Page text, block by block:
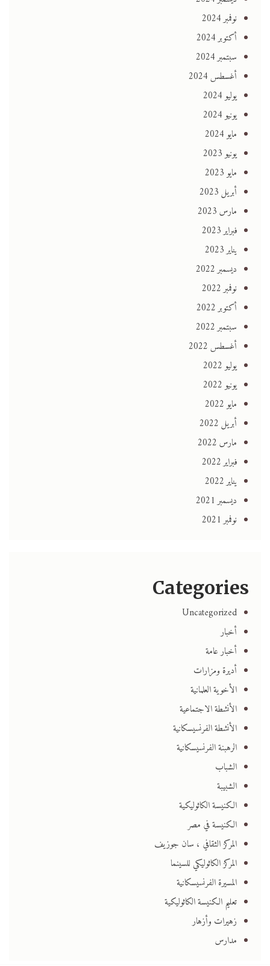
نوفمبر 2024
أكتوبر 2024
سبتمبر 2024
أغسطس 2024
يوليو 2024
يونيو 2024
مايو 2024
يونيو 2023
مايو 2023
أبريل 2023
مارس 2023
فبراير 2023
يناير 2023
ديسمبر 2022
نوفمبر 2022
أكتوبر 2022
سبتمبر 2022
أغسطس 2022
يوليو 2022
يونيو 2022
مايو 2022
أبريل 2022
مارس 2022
فبراير 2022
يناير 2022
ديسمبر 2021
نوفمبر 2021
Categories
Uncategorized
أخبار
أخبار عامة
أديرة ومزارات
الأخوية العلمانية
الأنشطة الاجتماعية
الأنشطة الفرنسيسكانية
الرهبنة الفرنسيسكانية
الشباب
الشبيبة
الكنيسة الكاثوليكية
الكنيسة في مصر
المركز الثقافي ، سان جوزيف
المركز الكاثوليكي للسينما
المسيرة الفرنسيسكانية
تعليم الكنيسة الكاثوليكية
زهيرات وأزهار
مدارس